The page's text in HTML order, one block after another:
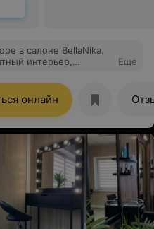
в салоне BellaNika.
интерьер,
Всё было
Еще
онлайн